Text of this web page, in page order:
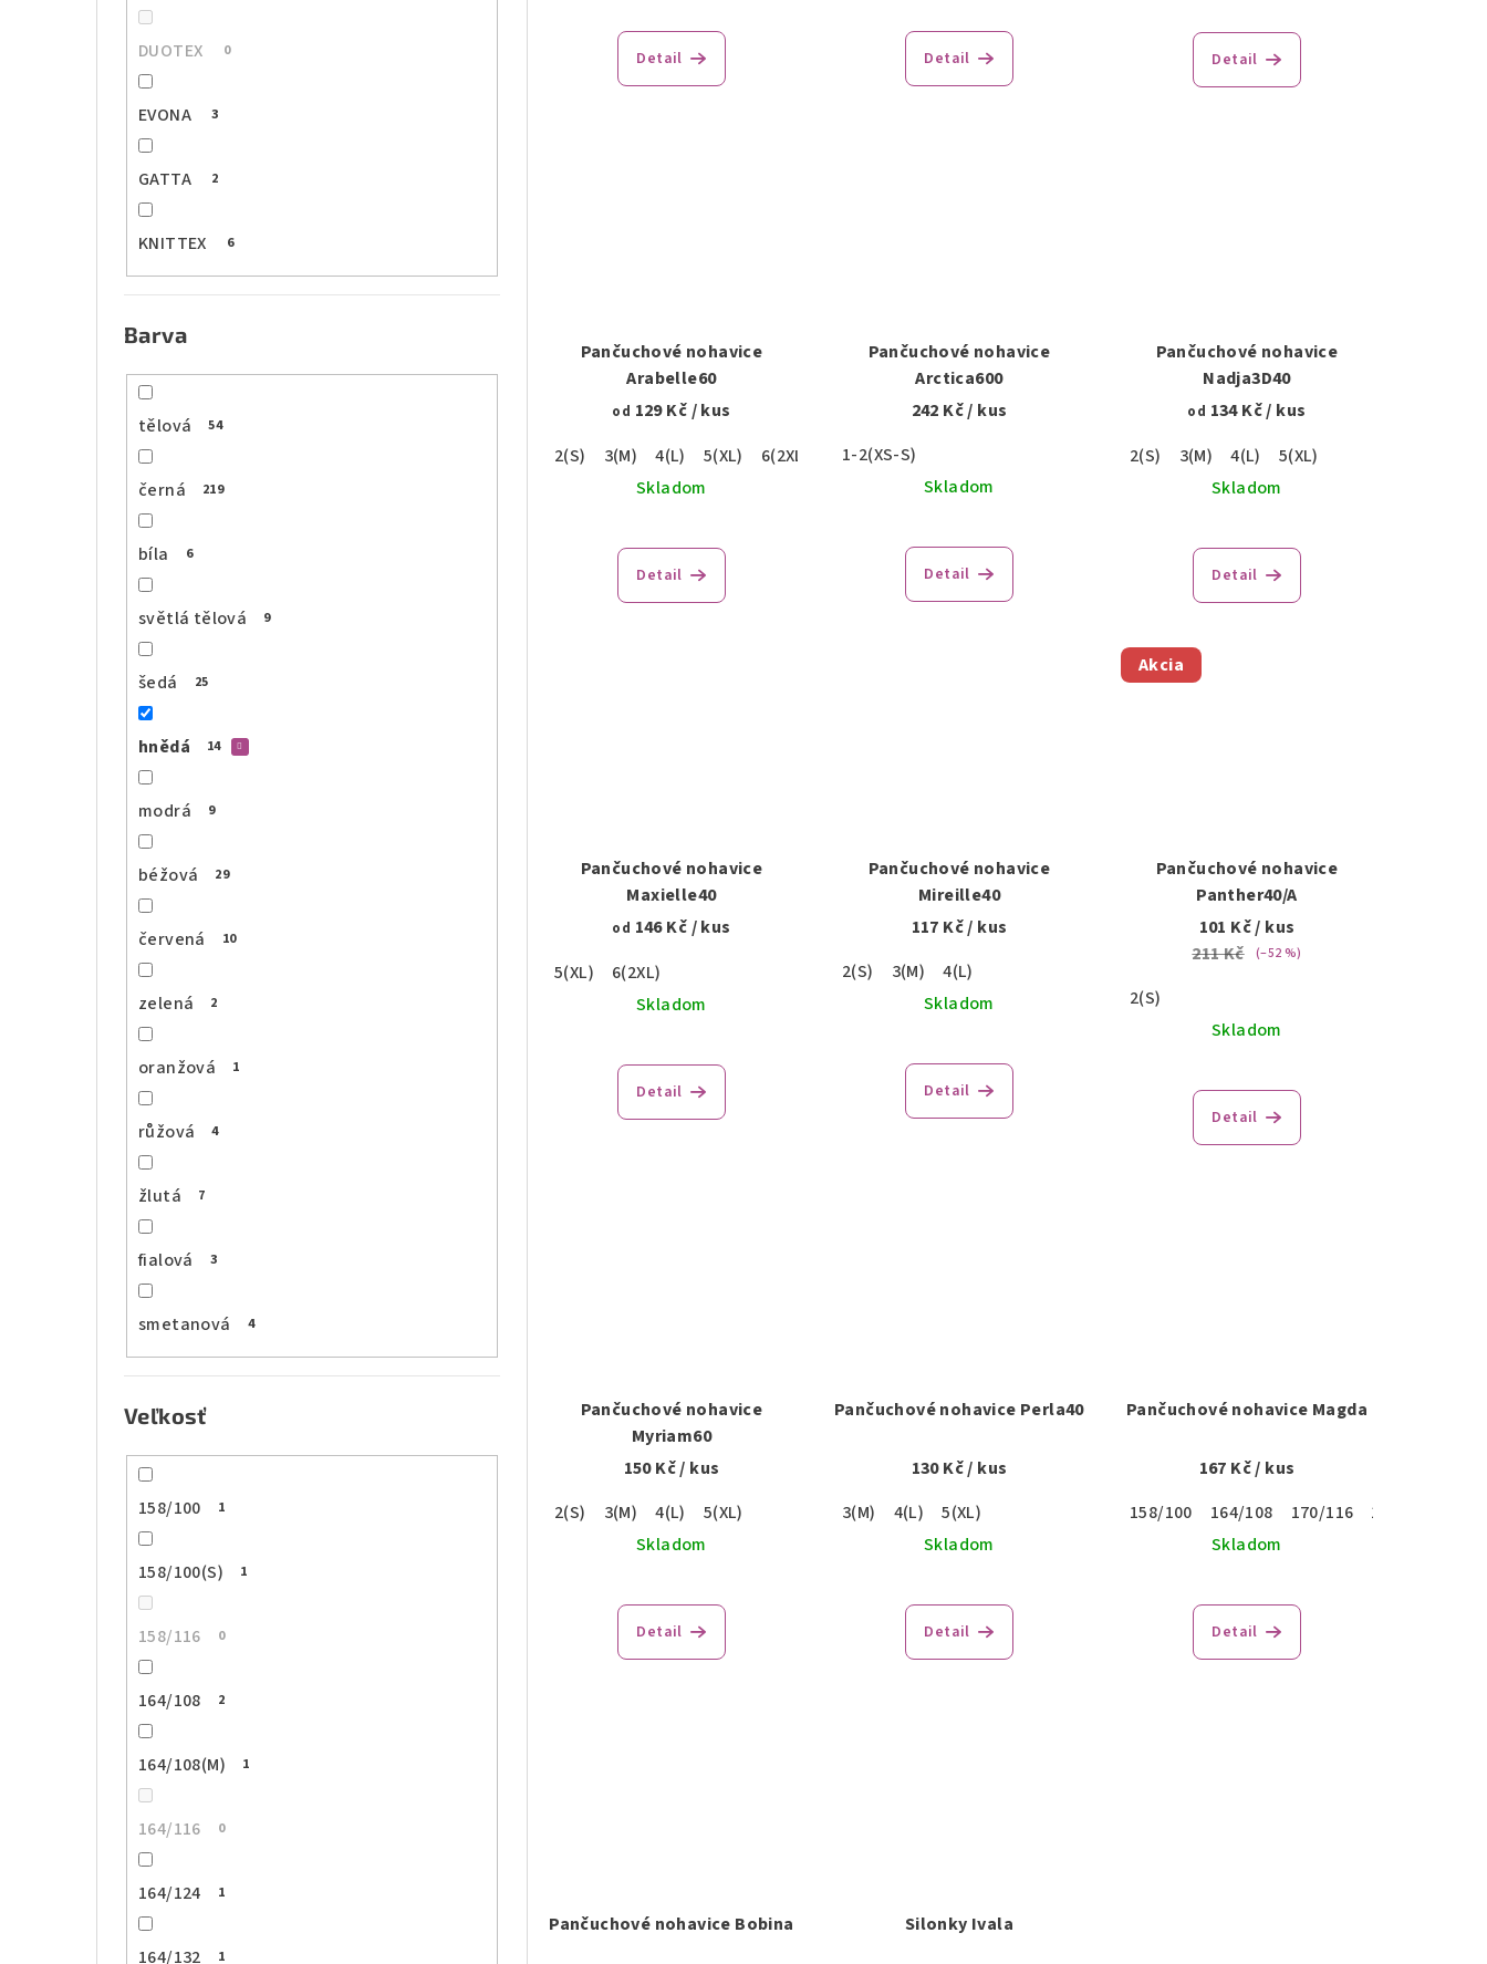
DUOTEX 0
EVONA 3
GATTA 2
KNITTEX 6
Barva
tělová 54
černá 219
bíla 6
světlá tělová 9
šedá 25
hnědá 14
modrá 9
béžová 29
červená 10
zelená 2
oranžová 1
růžová 4
žlutá 7
fialová 3
smetanová 4
Veľkosť
158/100 1
158/100(S) 1
158/116 0
164/108 2
164/108(M) 1
164/116 0
164/124 1
164/132 1
Detail Detail Detail
Pančuchové nohavice
Arabelle60
od 129 Kč/ kus
2(S)
3(M) 4(L) 5(XL)
6(2XL)
Skladom
Detail
Pančuchové nohavice
Arctica600
242 Kč/ kus
1-2(XS-S)
Skladom
Detail
Pančuchové nohavice
Nadja3D40
od 134 Kč/ kus
2(S)
3(M) 4(L)
5(XL)
Skladom
Detail
Pančuchové nohavice
Maxielle40
od 146 Kč/ kus
5(XL)
6(2XL)
Skladom
Detail
Pančuchové nohavice
Mireille40
117 Kč/ kus
2(S)
3(M)
4(L)
Skladom
Detail
Akcia
Pančuchové nohavice
Panther40/A
101 Kč/ kus
211 Kč
(–52 %)
2(S)
Skladom
Detail
Pančuchové nohavice
Myriam60
150 Kč/ kus
2(S)
3(M) 4(L)
5(XL)
Skladom
Detail
Pančuchové nohavice Perla40
130 Kč/ kus
3(M)
4(L)
5(XL)
Skladom
Detail
Pančuchové nohavice Magda
167 Kč/ kus
158/100
164/108 170/116 176/108
Skladom
hodnotenie
produktu
je
Detail
Pančuchové nohavice Bobina Silonky Ivala